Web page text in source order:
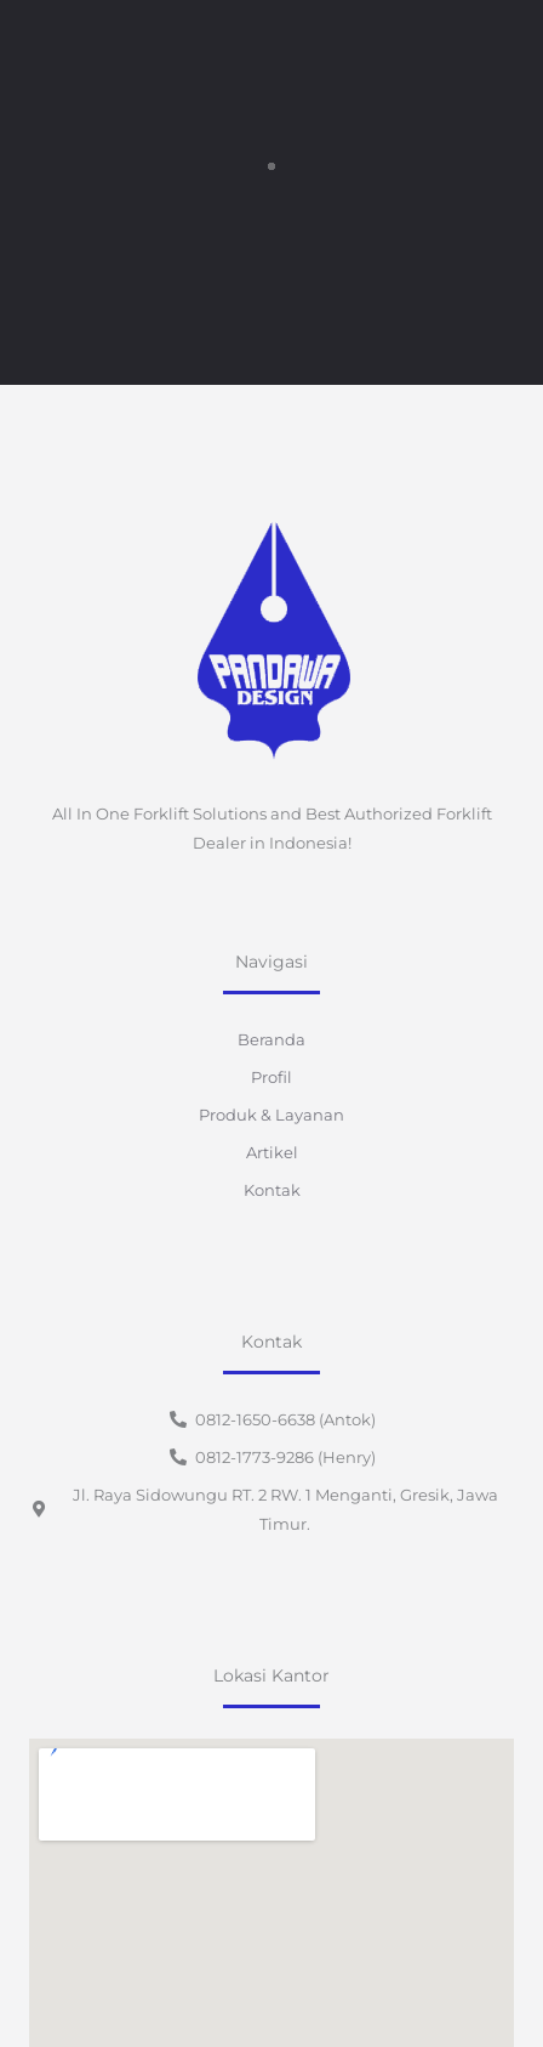
All In One Forklift Solutions and Best Authorized Forklift
Dealer in Indonesia!
Navigasi
Beranda
Profil
Produk & Layanan
Artikel
Kontak
Kontak
0812-1650-6638 (Antok)
0812-1773-9286 (Henry)
Jl. Raya Sidowungu RT. 2 RW. 1 Menganti, Gresik, Jawa
Timur.
Lokasi Kantor